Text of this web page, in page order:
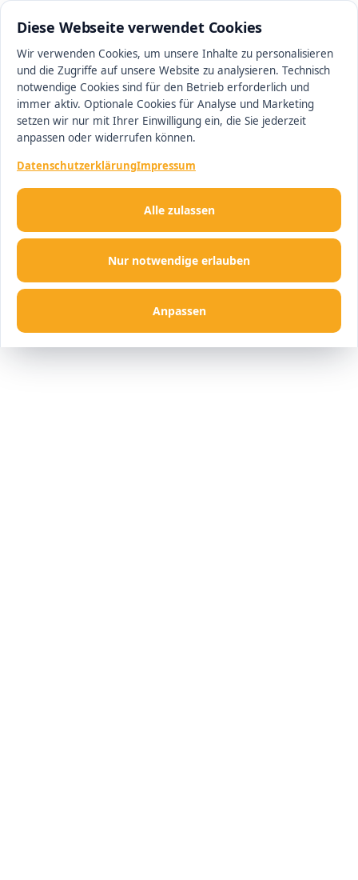
Diese Webseite verwendet Cookies
Wir verwenden Cookies, um unsere Inhalte zu personalisieren
und die Zugriffe auf unsere Website zu analysieren. Technisch
notwendige Cookies sind für den Betrieb erforderlich und
immer aktiv. Optionale Cookies für Analyse und Marketing
setzen wir nur mit Ihrer Einwilligung ein, die Sie jederzeit
anpassen oder widerrufen können.
DatenschutzerklärungImpressum
Nur notwendige erlauben
Anpassen
Alle zulassen